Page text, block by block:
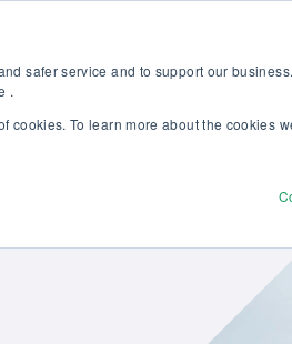
safer service and to support our
.
cookies. To learn more about the cookies
Ratkaisut Palvelut